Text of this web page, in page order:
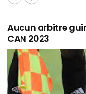
Aucun arbitre
CAN 2023